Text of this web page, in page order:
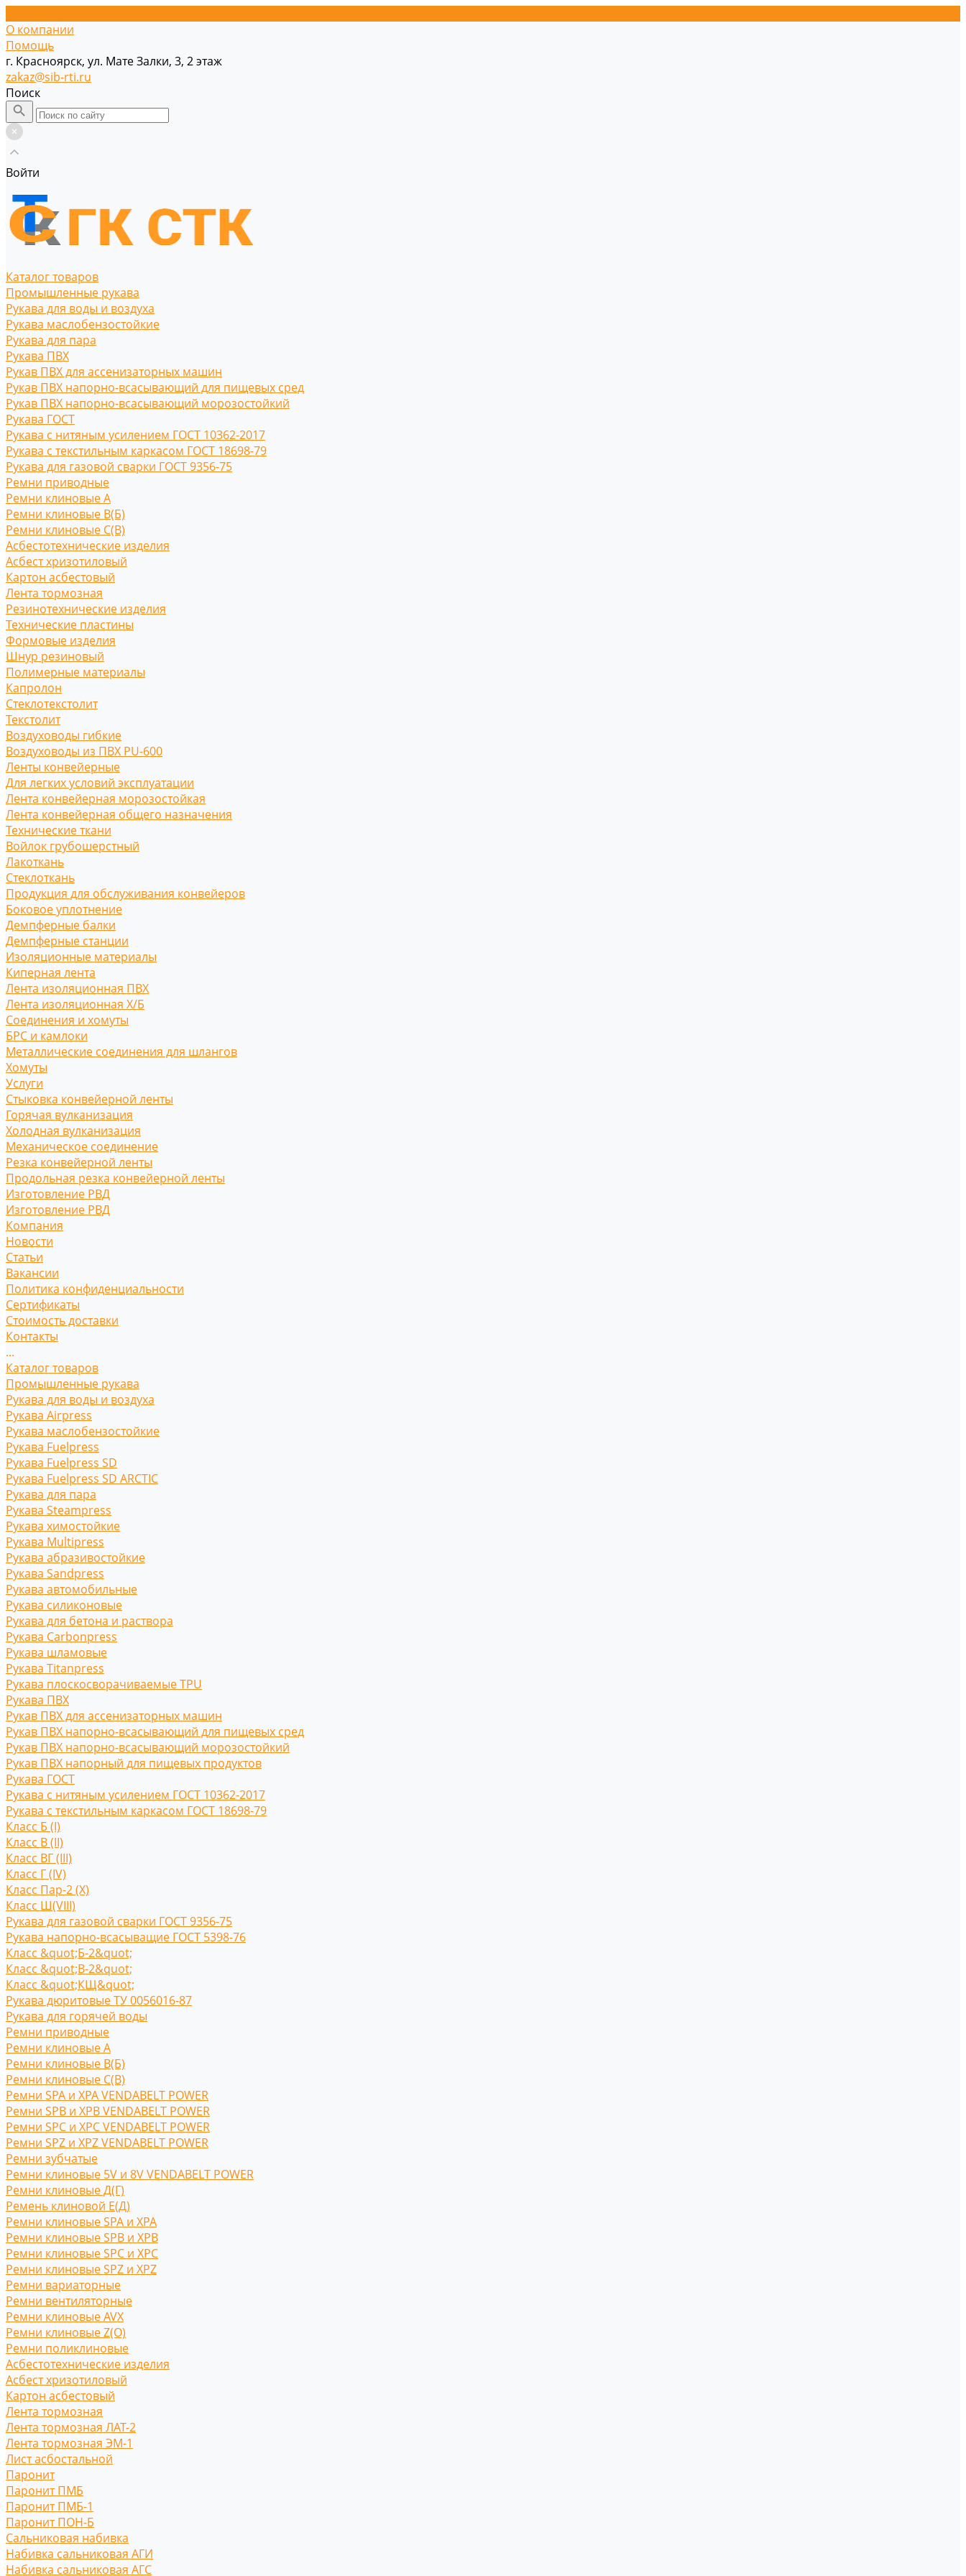
О компании
Помощь
г. Красноярск, ул. Мате Залки, 3, 2 этаж
zakaz@sib-rti.ru
Поиск
Войти
Каталог товаров
Промышленные рукава
Рукава для воды и воздуха
Рукава маслобензостойкие
Рукава для пара
Рукава ПВХ
Рукав ПВХ для ассенизаторных машин
Рукав ПВХ напорно-всасывающий для пищевых сред
Рукав ПВХ напорно-всасывающий морозостойкий
Рукава ГОСТ
Рукава с нитяным усилением ГОСТ 10362-2017
Рукава с текстильным каркасом ГОСТ 18698-79
Рукава для газовой сварки ГОСТ 9356-75
Ремни приводные
Ремни клиновые A
Ремни клиновые В(Б)
Ремни клиновые С(B)
Асбестотехнические изделия
Асбест хризотиловый
Картон асбестовый
Лента тормозная
Резинотехнические изделия
Технические пластины
Формовые изделия
Шнур резиновый
Полимерные материалы
Капролон
Стеклотекстолит
Текстолит
Воздуховоды гибкие
Воздуховоды из ПВХ PU-600
Ленты конвейерные
Для легких условий эксплуатации
Лента конвейерная морозостойкая
Лента конвейерная общего назначения
Технические ткани
Войлок грубошерстный
Лакоткань
Стеклоткань
Продукция для обслуживания конвейеров
Боковое уплотнение
Демпферные балки
Демпферные станции
Изоляционные материалы
Киперная лента
Лента изоляционная ПВХ
Лента изоляционная Х/Б
Соединения и хомуты
БРС и камлоки
Металлические соединения для шлангов
Хомуты
Услуги
Стыковка конвейерной ленты
Горячая вулканизация
Холодная вулканизация
Механическое соединение
Резка конвейерной ленты
Продольная резка конвейерной ленты
Изготовление РВД
Изготовление РВД
Компания
Новости
Статьи
Вакансии
Политика конфиденциальности
Сертификаты
Стоимость доставки
Контакты
...
Каталог товаров
Промышленные рукава
Рукава для воды и воздуха
Рукава Airpress
Рукава маслобензостойкие
Рукава Fuelpress
Рукава Fuelpress SD
Рукава Fuelpress SD ARCTIC
Рукава для пара
Рукава Steampress
Рукава химостойкие
Рукава Multipress
Рукава абразивостойкие
Рукава Sandpress
Рукава автомобильные
Рукава силиконовые
Рукава для бетона и раствора
Рукава Carbonpress
Рукава шламовые
Рукава Titanpress
Рукава плоскосворачиваемые TPU
Рукава ПВХ
Рукав ПВХ для ассенизаторных машин
Рукав ПВХ напорно-всасывающий для пищевых сред
Рукав ПВХ напорно-всасывающий морозостойкий
Рукав ПВХ напорный для пищевых продуктов
Рукава ГОСТ
Рукава с нитяным усилением ГОСТ 10362-2017
Рукава с текстильным каркасом ГОСТ 18698-79
Класс Б (I)
Класс В (II)
Класс ВГ (III)
Класс Г (IV)
Класс Пар-2 (X)
Класс Ш(VIII)
Рукава для газовой сварки ГОСТ 9356-75
Рукава напорно-всасыващие ГОСТ 5398-76
Класс &quot;Б-2&quot;
Класс &quot;В-2&quot;
Класс &quot;КЩ&quot;
Рукава дюритовые ТУ 0056016-87
Рукава для горячей воды
Ремни приводные
Ремни клиновые A
Ремни клиновые В(Б)
Ремни клиновые С(B)
Ремни SPA и XPA VENDABELT POWER
Ремни SPB и XPB VENDABELT POWER
Ремни SPC и XPC VENDABELT POWER
Ремни SPZ и XPZ VENDABELT POWER
Ремни зубчатые
Ремни клиновые 5V и 8V VENDABELT POWER
Ремни клиновые Д(Г)
Ремень клиновой Е(Д)
Ремни клиновые SPA и XPA
Ремни клиновые SPB и XPB
Ремни клиновые SPC и XPC
Ремни клиновые SPZ и XPZ
Ремни вариаторные
Ремни вентиляторные
Ремни клиновые AVX
Ремни клиновые Z(O)
Ремни поликлиновые
Асбестотехнические изделия
Асбест хризотиловый
Картон асбестовый
Лента тормозная
Лента тормозная ЛАТ-2
Лента тормозная ЭМ-1
Лист асбостальной
Паронит
Паронит ПМБ
Паронит ПМБ-1
Паронит ПОН-Б
Сальниковая набивка
Набивка сальниковая АГИ
Набивка сальниковая АГС